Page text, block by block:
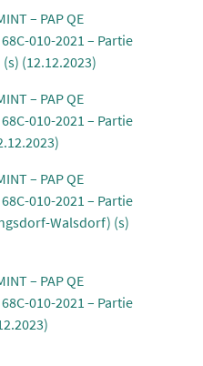
– PAP QE
010-2021 – Partie
(12.12.2023)
– PAP QE
010-2021 – Partie
– PAP QE
010-2021 – Partie
Walsdorf) (s)
– PAP QE
010-2021 – Partie